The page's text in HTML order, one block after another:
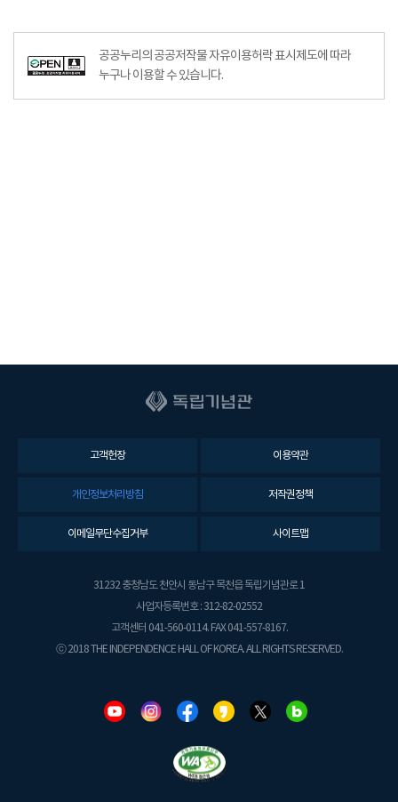
공공누리의 공공저작물 자유이용허락 표시제도에 따라
누구나 이용할 수 있습니다.
고객헌장 이용약관
개인정보처리방침 저작권정책
이메일무단수집거부 사이트맵
31232 충청남도 천안시 동남구 목천읍 독립기념관로 1
사업자등록번호 : 312-82-02552
고객센터 041-560-0114. FAX 041-557-8167.
ⓒ 2018 THE INDEPENDENCE HALL OF KOREA. ALL RIGHTS RESERVED.